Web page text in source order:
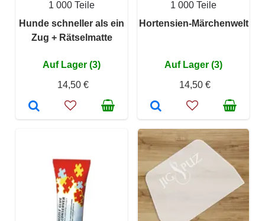
1 000 Teile
Hunde schneller als ein
Zug + Rätselmatte
Auf Lager (3)
14,50 €
1 000 Teile
Hortensien-Märchenwelt
Auf Lager (3)
14,50 €